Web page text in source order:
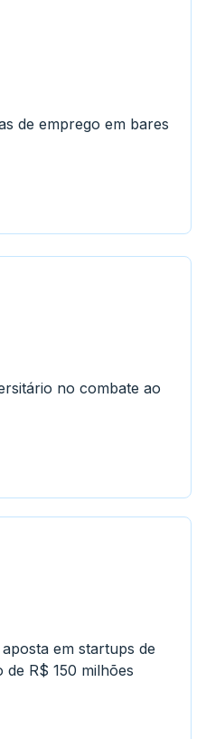
de emprego em bares
no combate ao
em startups de
R$ 150 milhões